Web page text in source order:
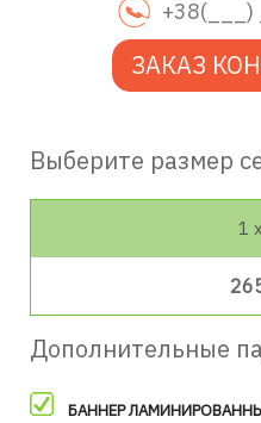
ЗАКАЗ
Выберите размер
1
Дополнительные
БАННЕР